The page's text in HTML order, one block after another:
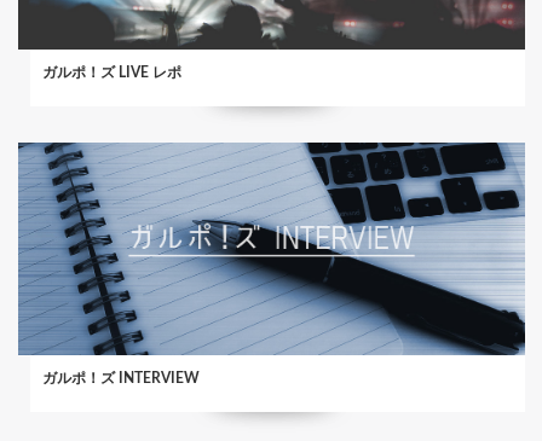
ガルポ！ズ LIVE レポ
ガルポ！ズ INTERVIEW